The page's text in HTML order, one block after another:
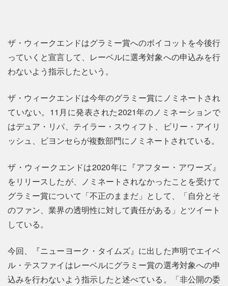
ザ・ウィークエンドはグラミー賞へのボイコットを今後行
っていくと宣言して、レーベルに選考対象への申込みを行
わないよう指示したという。
ザ・ウィークエンドは今年のグラミー賞にノミネートされ
ていない。11月に発表された2021年のノミネーションで
はデュア・リパ、テイラー・スウィフト、ビリー・アイリ
ッシュ、ビヨンセらが複数部門にノミネートされている。
ザ・ウィークエンドは2020年に『アフター・アワーズ』
をリリースしたが、ノミネートされなかったことを受けて
グラミー賞について「不正のままだ」として、「自分とそ
のファン、業界の透明性に対して責任がある」とツイート
している。
今回、『ニューヨーク・タイムズ』に出した声明でエイベ
ル・テスファイはレーベルにグラミー賞の選考対象への申
込みを行わないよう指示したと述べている。「非公開の委